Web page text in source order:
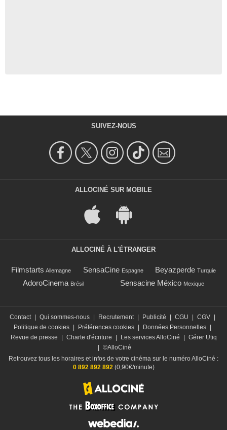
SUIVEZ-NOUS
ALLOCINÉ SUR MOBILE
ALLOCINÉ À L'ÉTRANGER
Filmstarts Allemagne SensaCine Espagne Beyazperde Turquie
AdoroCinema Brésil Sensacine México Mexique
Contact Qui sommes-nous Recrutement Publicité CGU CGV
Politique de cookies
Préférences cookies Données Personnelles
Revue de presse
Charte d'écriture Les services AlloCiné
Gérer Utiq
©AlloCiné
Retrouvez tous les horaires et infos de votre cinéma sur le numéro AlloCiné :
0 892 892 892(0,90€/minute)